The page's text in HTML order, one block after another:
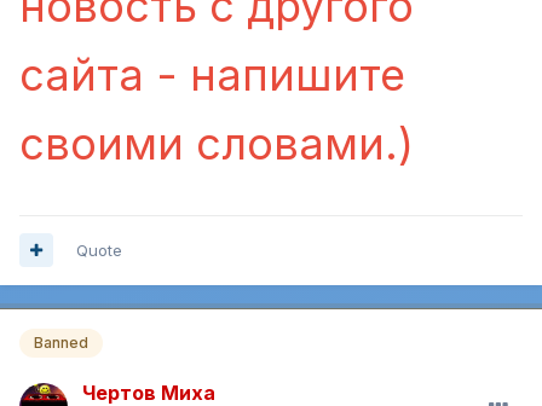
сайта - напишите
своими словами.)
Quote
Banned
Чертов Миха